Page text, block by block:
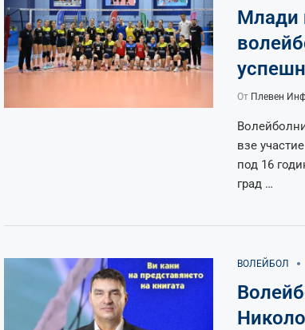
Млади
От Плевен
взе
под 16
град …
ВОЛЕЙБОЛ